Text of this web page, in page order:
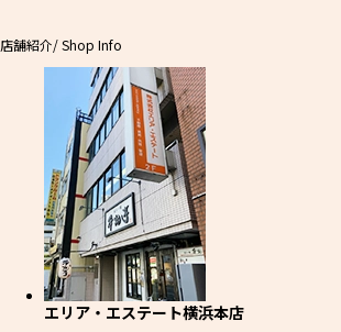
店舗紹介/ Shop Info
エリア・エステート横浜本店